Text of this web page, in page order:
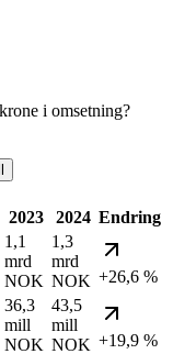
i omsetning?
2023 2024 Endring
1,1
mrd
NOK
1,3
mrd
NOK +26,6 %
36,3
mill
NOK
43,5
mill
NOK +19,9 %